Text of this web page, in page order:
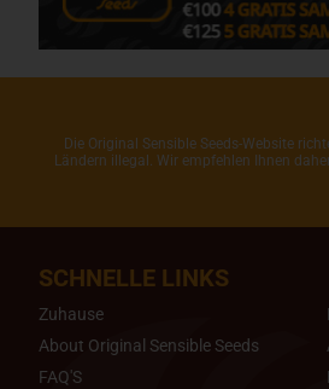
Die Original Sensible Seeds-Website
Ländern illegal. Wir empfehlen Ihnen
SCHNELLE LINKS
Zuhause
About Original Sensible Seeds
FAQ'S